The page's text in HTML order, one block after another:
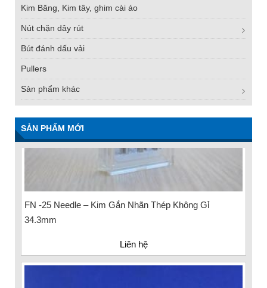
Kim Băng, Kim tây, ghim cài áo
Nút chặn dây rút
Bút đánh dấu vải
Pullers
Sản phẩm khác
SẢN PHẨM MỚI
FN -25 Needle – Kim Gắn Nhãn Thép Không Gỉ
34.3mm
Liên hệ